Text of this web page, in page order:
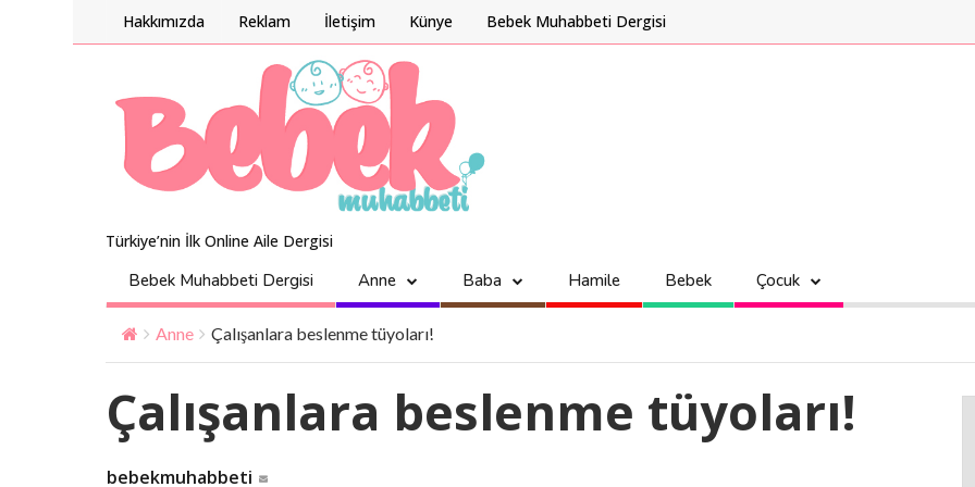
Hakkımızda Reklam İletişim Künye Bebek Muhabbeti Dergisi
Türkiye’nin İlk Online Aile Dergisi
Bebek Muhabbeti Dergisi Anne Baba Hamile Bebek Çocuk
Anne Çalışanlara beslenme tüyoları!
Çalışanlara beslenme tüyoları!
bebekmuhabbeti